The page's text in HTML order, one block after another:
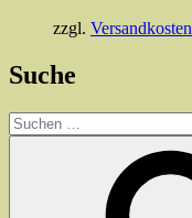
zzgl. Versandkosten
Suche
Suchen
nach: